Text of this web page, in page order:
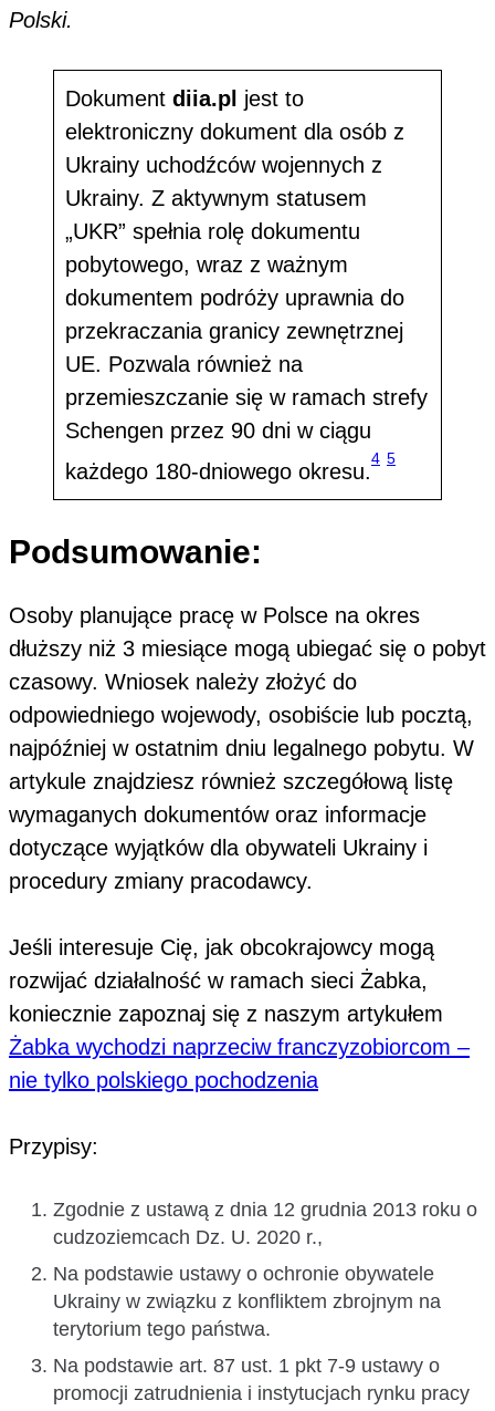
Polski.
Dokument diia.pl jest to
elektroniczny dokument dla osób z
Ukrainy uchodźców wojennych z
Ukrainy. Z aktywnym statusem
„UKR” spełnia rolę dokumentu
pobytowego, wraz z ważnym
dokumentem podróży uprawnia do
przekraczania granicy zewnętrznej
UE. Pozwala również na
przemieszczanie się w ramach strefy
Schengen przez 90 dni w ciągu
każdego 180-dniowego okresu.
4 5
Podsumowanie:
Osoby planujące pracę w Polsce na okres
dłuższy niż 3 miesiące mogą ubiegać się o pobyt
czasowy. Wniosek należy złożyć do
odpowiedniego wojewody, osobiście lub pocztą,
najpóźniej w ostatnim dniu legalnego pobytu. W
artykule znajdziesz również szczegółową listę
wymaganych dokumentów oraz informacje
dotyczące wyjątków dla obywateli Ukrainy i
procedury zmiany pracodawcy.
Jeśli interesuje Cię, jak obcokrajowcy mogą
rozwijać działalność w ramach sieci Żabka,
koniecznie zapoznaj się z naszym artykułem
Żabka wychodzi naprzeciw franczyzobiorcom –
nie tylko polskiego pochodzenia
Przypisy:
Zgodnie z ustawą z dnia 12 grudnia 2013 roku o
cudzoziemcach Dz. U. 2020 r.,
Na podstawie ustawy o ochronie obywatele
Ukrainy w związku z konfliktem zbrojnym na
terytorium tego państwa.
Na podstawie art. 87 ust. 1 pkt 7-9 ustawy o
promocji zatrudnienia i instytucjach rynku pracy